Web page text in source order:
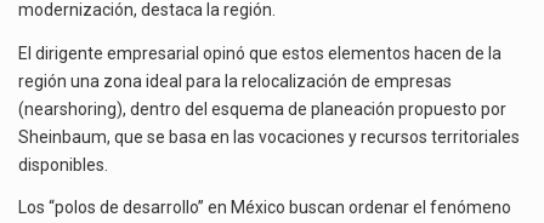
modernización, destaca la región.
El dirigente empresarial opinó que estos elementos hacen de la
región una zona ideal para la relocalización de empresas
(nearshoring), dentro del esquema de planeación propuesto por
Sheinbaum, que se basa en las vocaciones y recursos territoriales
disponibles.
Los “polos de desarrollo” en México buscan ordenar el fenómeno